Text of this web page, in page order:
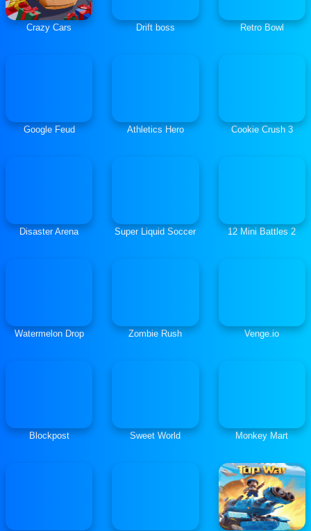
Crazy Cars Drift boss Retro Bowl
Google Feud Athletics Hero Cookie Crush 3
Disaster Arena Super Liquid Soccer 12 Mini Battles 2
Watermelon Drop Zombie Rush Venge.io
Blockpost Sweet World Monkey Mart